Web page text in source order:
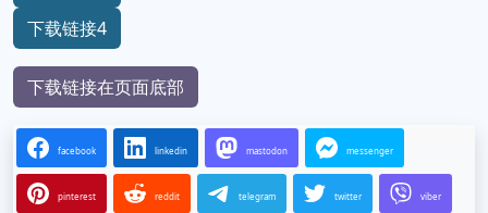
下载链接4
下载链接在页面底部
facebook linkedin mastodon messenger
pinterest reddit telegram twitter viber